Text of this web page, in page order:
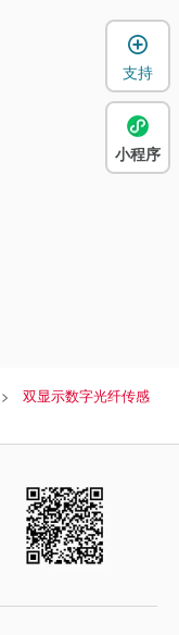
双显示数字光纤传感
支持
小程序